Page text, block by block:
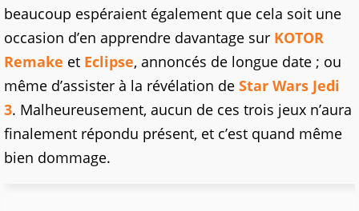
beaucoup espéraient également que cela soit une
occasion d’en apprendre davantage sur KOTOR
Remake et Eclipse, annoncés de longue date ; ou
même d’assister à la révélation de Star Wars Jedi
3. Malheureusement, aucun de ces trois jeux n’aura
finalement répondu présent, et c’est quand même
bien dommage.